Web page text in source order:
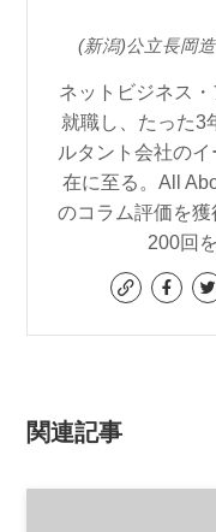
(新潟)公立長岡
ネットビジネス
就職し、たった3
ルタント会社の
在に至る。All
のコラム評価を
200回
関連記事